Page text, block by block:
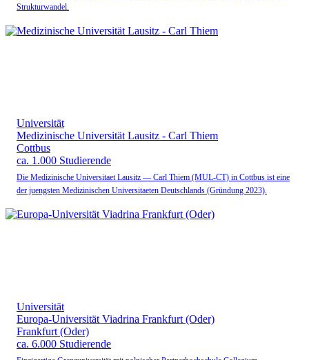
Strukturwandel.
Universität
Medizinische Universität Lausitz - Carl Thiem
Cottbus
ca. 1.000 Studierende
Die Medizinische Universitaet Lausitz — Carl Thiem (MUL-CT) in Cottbus ist eine
der juengsten Medizinischen Universitaeten Deutschlands (Gründung 2023).
Universität
Europa-Universität Viadrina Frankfurt (Oder)
Frankfurt (Oder)
ca. 6.000 Studierende